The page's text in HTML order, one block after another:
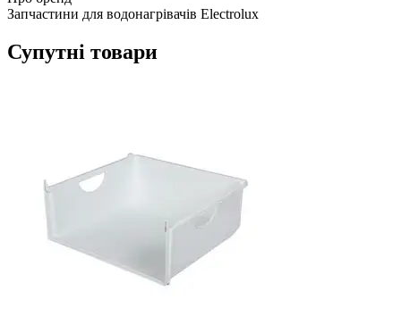
Запчастини для водонагрівачів Electrolux
Супутні товари